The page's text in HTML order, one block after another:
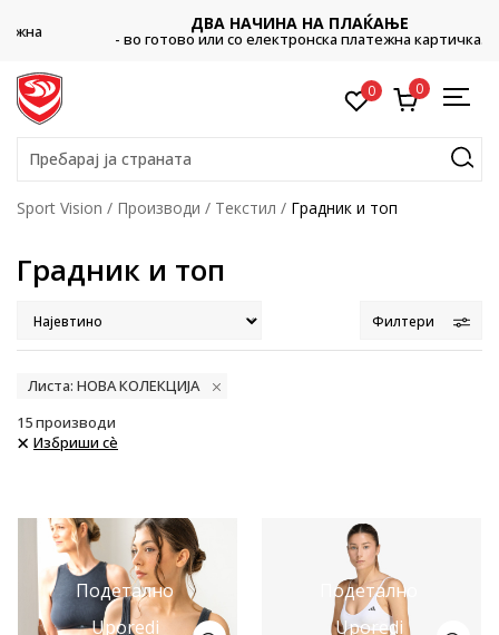
ДВА НАЧИНА НА ПЛАЌАЊЕ
- во готово или со електронска платежна картичка.
0 0
Пребарај ја страната
Sport Vision Производи Текстил Градник и топ
Градник и топ
Филтери
Листа: НОВА КОЛЕКЦИЈА
15производи
Избриши сè
Подетално
Uporedi
Подетално
Uporedi